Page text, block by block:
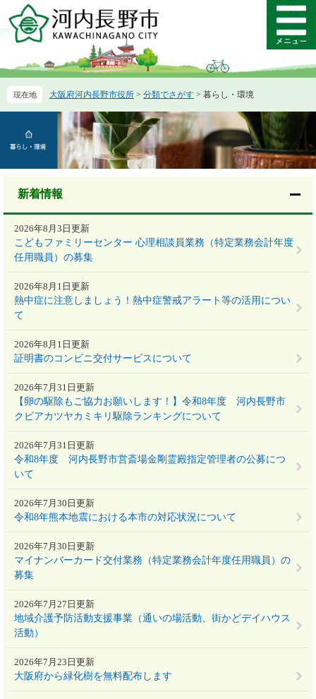
ー
先
す。
ニ
を
し
へ
メ
ニ
ー
大阪府河内長野市役所 > 分類でさがす > 暮らし・環境
新着情報
こどもファミリーセンター 心理相談員業務（特定業務会計年度
任用職員）の募集
2026年8月3日更新
熱中症に注意しましょう！熱中症警戒アラート等の活用につい
て
2026年8月1日更新
証明書のコンビニ交付サービスについて
2026年8月1日更新
【卵の駆除もご協力お願いします！】令和8年度 河内長野市
クビアカツヤカミキリ駆除ランキングについて
2026年7月31日更新
令和8年度 河内長野市営斎場金剛霊殿指定管理者の公募につ
いて
2026年7月31日更新
令和8年熊本地震における本市の対応状況について
2026年7月30日更新
マイナンバーカード交付業務（特定業務会計年度任用職員）の
募集
2026年7月30日更新
地域介護予防活動支援事業（通いの場活動、街かどデイハウス
活動）
2026年7月27日更新
大阪府から緑化樹を無料配布します
2026年7月23日更新